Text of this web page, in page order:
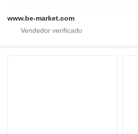
www.be-market.com